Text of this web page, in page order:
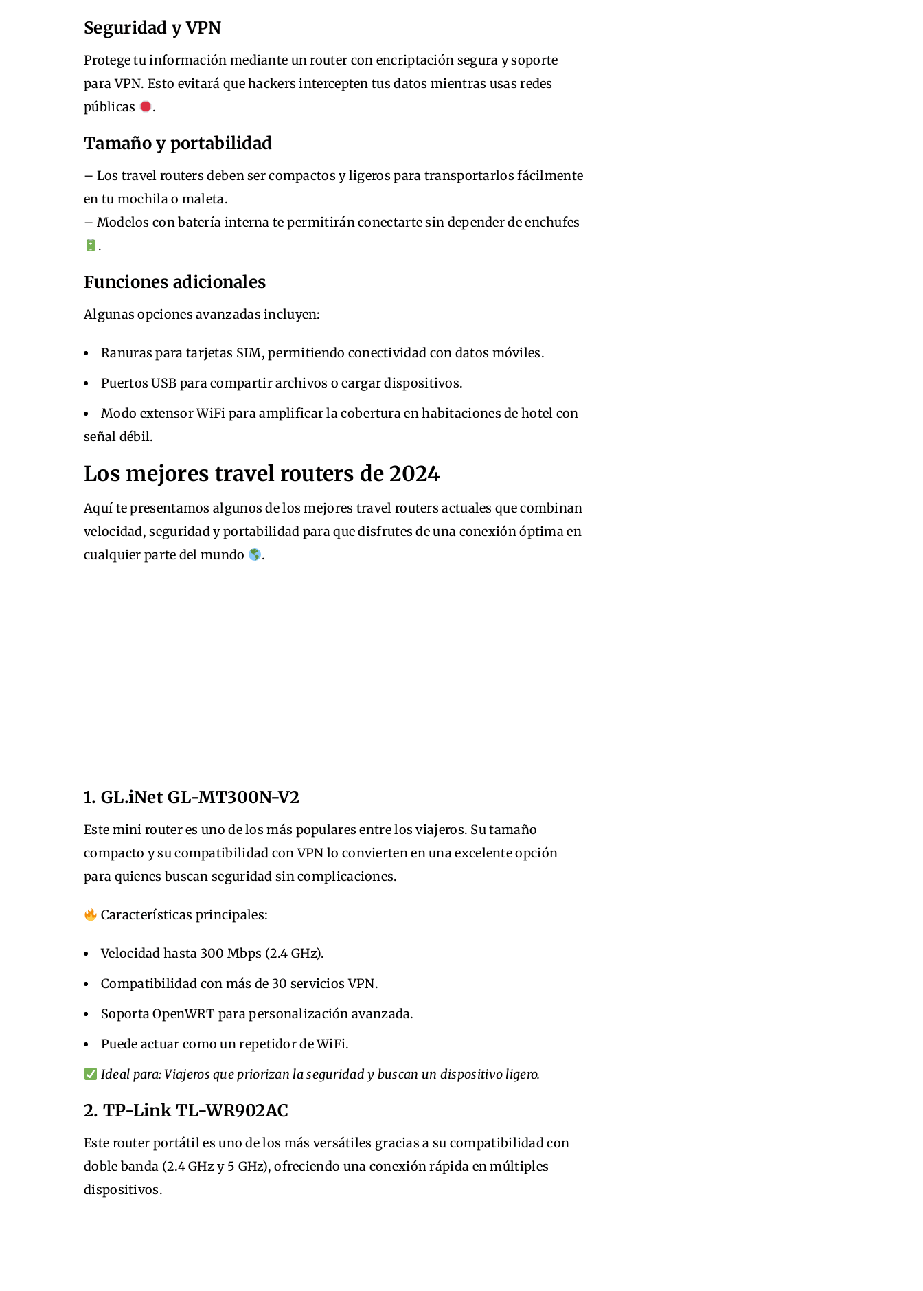
Seguridad y VPN
Protege tu información mediante un router con encriptación segura y soporte
para VPN. Esto evitará que hackers intercepten tus datos mientras usas redes
públicas
.
Tamaño y portabilidad
– Los travel routers deben ser compactos y ligeros para transportarlos fácilmente
en tu mochila o maleta.
– Modelos con batería interna te permitirán conectarte sin depender de enchufes
.
Funciones adicionales
Algunas opciones avanzadas incluyen:
Ranuras para tarjetas SIM, permitiendo conectividad con datos móviles.
Puertos USB para compartir archivos o cargar dispositivos.
Modo extensor WiFi para amplificar la cobertura en habitaciones de hotel con
señal débil.
Los mejores travel routers de 2024
Aquí te presentamos algunos de los mejores travel routers actuales que combinan
velocidad, seguridad y portabilidad para que disfrutes de una conexión óptima en
cualquier parte del mundo
.
1. GL.iNet GL-MT300N-V2
Este mini router es uno de los más populares entre los viajeros. Su tamaño
compacto y su compatibilidad con VPN lo convierten en una excelente opción
para quienes buscan seguridad sin complicaciones.
Características principales:
Velocidad hasta 300 Mbps (2.4 GHz).
Compatibilidad con más de 30 servicios VPN.
Soporta OpenWRT para personalización avanzada.
Puede actuar como un repetidor de WiFi.
Ideal para: Viajeros que priorizan la seguridad y buscan un dispositivo ligero.
2. TP-Link TL-WR902AC
Este router portátil es uno de los más versátiles gracias a su compatibilidad con
doble banda (2.4 GHz y 5 GHz), ofreciendo una conexión rápida en múltiples
dispositivos.